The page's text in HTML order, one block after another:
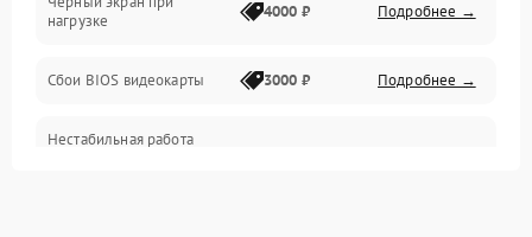
Электропитание
ПО
Электронные компоненты
нагрузке
4000 ₽ Подробнее →
Сбои BIOS видеокарты 3000 ₽ Подробнее →
Нестабильная работа